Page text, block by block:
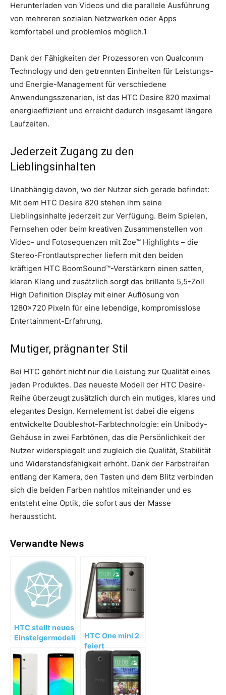
Herunterladen von Videos und die parallele Ausführung
von mehreren sozialen Netzwerken oder Apps
komfortabel und problemlos möglich.1
Dank der Fähigkeiten der Prozessoren von Qualcomm
Technology und den getrennten Einheiten für Leistungs-
und Energie-Management für verschiedene
Anwendungsszenarien, ist das HTC Desire 820 maximal
energieeffizient und erreicht dadurch insgesamt längere
Laufzeiten.
Jederzeit Zugang zu den
Lieblingsinhalten
Unabhängig davon, wo der Nutzer sich gerade befindet:
Mit dem HTC Desire 820 stehen ihm seine
Lieblingsinhalte jederzeit zur Verfügung. Beim Spielen,
Fernsehen oder beim kreativen Zusammenstellen von
Video- und Fotosequenzen mit Zoe™ Highlights – die
Stereo-Frontlautsprecher liefern mit den beiden
kräftigen HTC BoomSound™-Verstärkern einen satten,
klaren Klang und zusätzlich sorgt das brillante 5,5-Zoll
High Definition Display mit einer Auflösung von
1280×720 Pixeln für eine lebendige, kompromisslose
Entertainment-Erfahrung.
Mutiger, prägnanter Stil
Bei HTC gehört nicht nur die Leistung zur Qualität eines
jeden Produktes. Das neueste Modell der HTC Desire-
Reihe überzeugt zusätzlich durch ein mutiges, klares und
elegantes Design. Kernelement ist dabei die eigens
entwickelte Doubleshot-Farbtechnologie: ein Unibody-
Gehäuse in zwei Farbtönen, das die Persönlichkeit der
Nutzer widerspiegelt und zugleich die Qualität, Stabilität
und Widerstandsfähigkeit erhöht. Dank der Farbstreifen
entlang der Kamera, den Tasten und dem Blitz verbinden
sich die beiden Farben nahtlos miteinander und es
entsteht eine Optik, die sofort aus der Masse
heraussticht.
Verwandte News
HTC stellt neues
Einsteigermodell
vor
HTC One mini 2
feiert
Verkaufsstart